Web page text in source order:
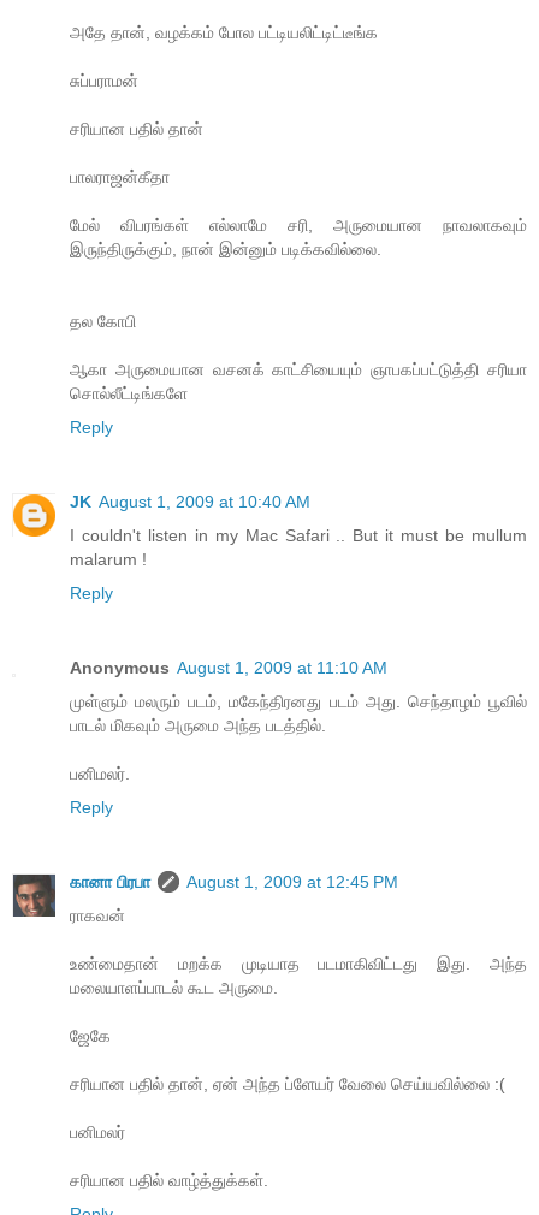
அதே தான், வழக்கம் போல பட்டியலிட்டிட்டீங்க
சுப்பராமன்
சரியான பதில் தான்
பாலராஜன்கீதா
மேல் விபரங்கள் எல்லாமே சரி, அருமையான நாவலாகவும்
இருந்திருக்கும், நான் இன்னும் படிக்கவில்லை.
தல கோபி
ஆகா அருமையான வசனக் காட்சியையும் ஞாபகப்பட்டுத்தி சரியா
சொல்லீட்டிங்களே
Reply
JK August 1, 2009 at 10:40 AM
I couldn't listen in my Mac Safari .. But it must be mullum
malarum !
Reply
Anonymous August 1, 2009 at 11:10 AM
முள்ளும் மலரும் படம், மகேந்திரனது படம் அது. செந்தாழம் பூவில்
பாடல் மிகவும் அருமை அந்த படத்தில்.
பனிமலர்.
Reply
கானா பிரபா
August 1, 2009 at 12:45 PM
ராகவன்
உண்மைதான் மறக்க முடியாத படமாகிவிட்டது இது. அந்த
மலையாளப்பாடல் கூட அருமை.
ஜேகே
சரியான பதில் தான், ஏன் அந்த ப்ளேயர் வேலை செய்யவில்லை :(
பனிமலர்
சரியான பதில் வாழ்த்துக்கள்.